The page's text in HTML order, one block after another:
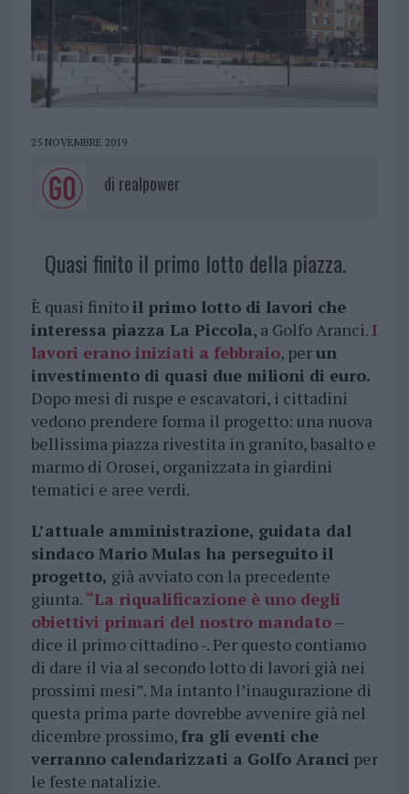
25 NOVEMBRE 2019
di realpower
Quasi finito il primo lotto della piazza.
È quasi finitoil primo lotto di lavori che
interessa piazza La Piccola, a Golfo Aranci. I
lavori erano iniziati a febbraio, perun
investimento di quasi due milioni di euro.
Dopo mesi di ruspe e escavatori, i cittadini
vedono prendere forma il progetto: una nuova
bellissima piazza rivestita in granito, basalto e
marmo di Orosei, organizzata in giardini
tematici e aree verdi.
L’attuale amministrazione, guidata dal
sindaco Mario Mulas ha perseguito il
progetto, già avviato con la precedente
giunta. “La riqualificazione è uno degli
obiettivi primari del nostro mandato–
dice il primo cittadino -. Per questo contiamo
di dare il via al secondo lotto di lavori già nei
prossimi mesi”. Ma intanto l’inaugurazione di
questa prima parte dovrebbe avvenire già nel
dicembre prossimo, fra gli eventi che
verranno calendarizzati a Golfo Aranci per
le feste natalizie.